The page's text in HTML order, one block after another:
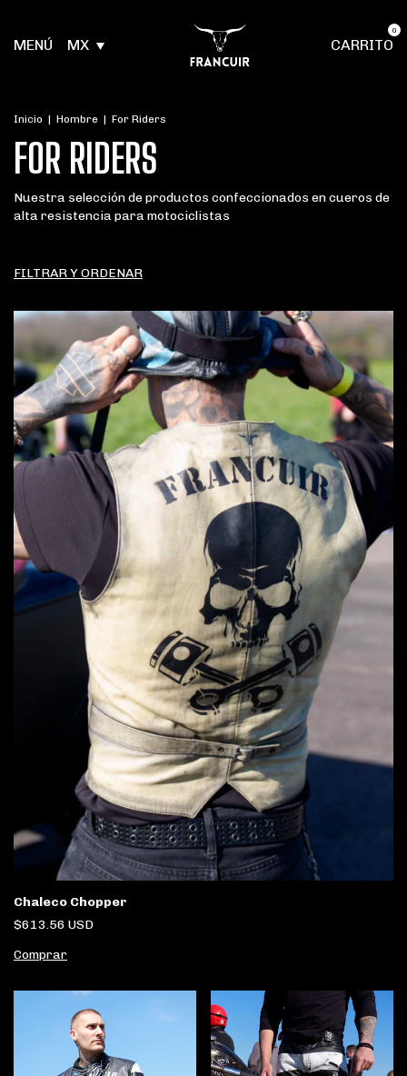
MENÚ MX CARRITO
0
Inicio | Hombre | For Riders
FOR RIDERS
Nuestra selección de productos confeccionados en cueros de
alta resistencia para motociclistas
FILTRAR Y ORDENAR
Chaleco Chopper
$613.56 USD
Comprar